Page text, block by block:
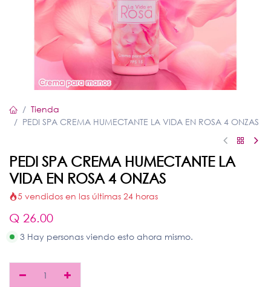
Tienda
PEDI SPA CREMA HUMECTANTE LA VIDA EN ROSA 4 ONZAS
PEDI SPA CREMA HUMECTANTE LA
VIDA EN ROSA 4 ONZAS
5 vendidos en las últimas 24 horas
Q 26.00
3 Hay personas viendo esto ahora mismo.